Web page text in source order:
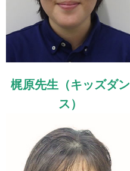
梶原先生（キッズダン
ス）